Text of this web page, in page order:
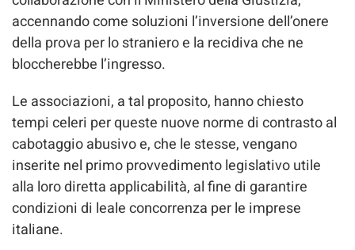
accennando come soluzioni l’inversione dell’onere
della prova per lo straniero e la recidiva che ne
bloccherebbe l’ingresso.
Le associazioni, a tal proposito, hanno chiesto
tempi celeri per queste nuove norme di contrasto al
cabotaggio abusivo e, che le stesse, vengano
inserite nel primo provvedimento legislativo utile
alla loro diretta applicabilità, al fine di garantire
condizioni di leale concorrenza per le imprese
italiane.